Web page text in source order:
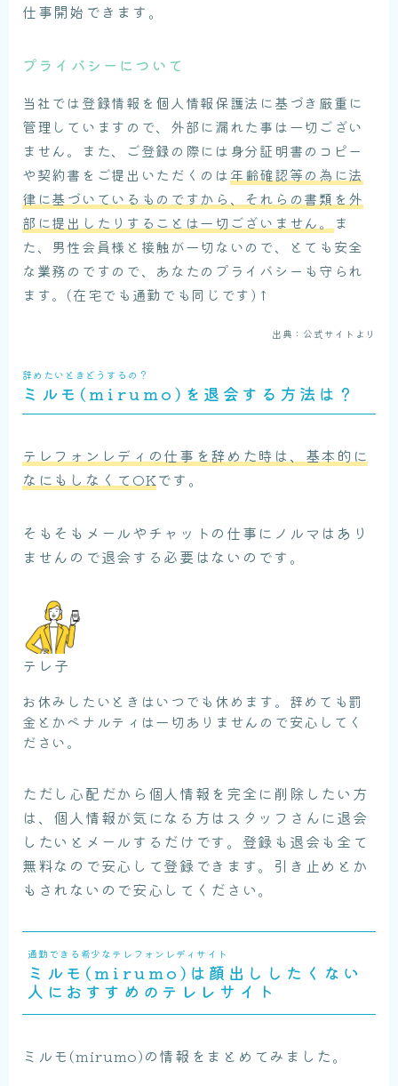
仕事開始できます。
プライバシーについて
当社では登録情報を個人情報保護法に基づき厳重に
管理していますので、外部に漏れた事は一切ござい
ません。また、ご登録の際には身分証明書のコピー
や契約書をご提出いただくのは年齢確認等の為に法
律に基づいているものですから、それらの書類を外
部に提出したりすることは一切ございません。
ま
た、男性会員様と接触が一切ないので、とても安全
な業務のですので、あなたのプライバシーも守られ
ます。(在宅でも通勤でも同じです)↑
出典：公式サイトより
辞めたいときどうするの？
ミルモ(mirumo)を退会する方法は？
テレフォンレディの仕事を辞めた時は、基本的に
なにもしなくてOKです。
そもそもメールやチャットの仕事にノルマはあり
ませんので退会する必要はないのです。
テレ子
お休みしたいときはいつでも休めます。辞めても罰
金とかペナルティは一切ありませんので安心してく
ださい。
ただし心配だから個人情報を完全に削除したい方
は、個人情報が気になる方はスタッフさんに退会
したいとメールするだけです。登録も退会も全て
無料なので安心して登録できます。引き止めとか
もされないので安心してください。
通勤できる希少なテレフォンレディサイト
ミルモ(mirumo)は顔出ししたくない
人におすすめのテレレサイト
ミルモ(mirumo)の情報をまとめてみました。